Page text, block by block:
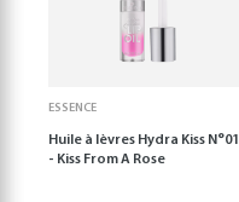
ESSENCE
Huile à lèvres Hydra Kiss N°01
- Kiss From A Rose